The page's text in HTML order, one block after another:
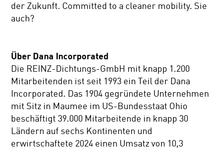
der Zukunft. Committed to a cleaner mobility. Sie
auch?
Über Dana Incorporated
Die REINZ-Dichtungs-GmbH mit knapp 1.200
Mitarbeitenden ist seit 1993 ein Teil der Dana
Incorporated. Das 1904 gegründete Unternehmen
mit Sitz in Maumee im US-Bundesstaat Ohio
beschäftigt 39.000 Mitarbeitende in knapp 30
Ländern auf sechs Kontinenten und
erwirtschaftete 2024 einen Umsatz von 10,3